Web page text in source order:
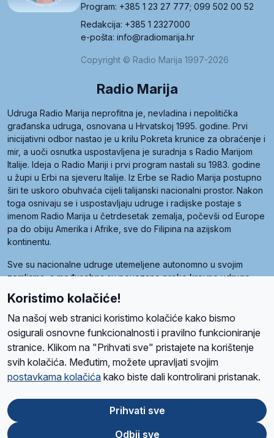
Program: +385 1 23 27 777; 099 502 00 52
Redakcija: +385 1 2327000
e-pošta: info@radiomarija.hr
Copyright © Radio Marija 1997-2026
Radio Marija
Udruga Radio Marija neprofitna je, nevladina i nepolitička
građanska udruga, osnovana u Hrvatskoj 1995. godine. Prvi
inicijativni odbor nastao je u krilu Pokreta krunice za obraćenje i
mir, a uoči osnutka uspostavljena je suradnja s Radio Marijom
Italije. Ideja o Radio Mariji i prvi program nastali su 1983. godine
u župi u Erbi na sjeveru Italije. Iz Erbe se Radio Marija postupno
širi te uskoro obuhvaća cijeli talijanski nacionalni prostor. Nakon
toga osnivaju se i uspostavljaju udruge i radijske postaje s
imenom Radio Marija u četrdesetak zemalja, počevši od Europe
pa do obiju Amerika i Afrike, sve do Filipina na azijskom
kontinentu.
Sve su nacionalne udruge utemeljene autonomno u svojim
zemljama, a međusobna su povezane preko krovne udruge
Radio Maria). Svjetsku obitelj utemeljilo je sedam članica, među
kojima je i hrvatska Udruga Radio Marija.
O namaRadio ProgramVolonteriPrijateljiKontaktPravila privatnosti
Ova stranica je zaštićena Google reCAPTCHA sustavom
Google
Koristimo kolačiće!
Na našoj web stranici koristimo kolačiće kako bismo
osigurali osnovne funkcionalnosti i pravilno funkcioniranje
stranice. Klikom na "Prihvati sve" pristajete na korištenje
svih kolačića. Međutim, možete upravljati svojim
postavkama kolačića kako biste dali kontrolirani pristanak.
Prihvati sve
Odbij sve